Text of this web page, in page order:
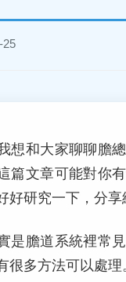
25
想和大家聊聊膽
篇文章可能對你
好研究一下，分享
是膽道系統裡常
很多方法可以處